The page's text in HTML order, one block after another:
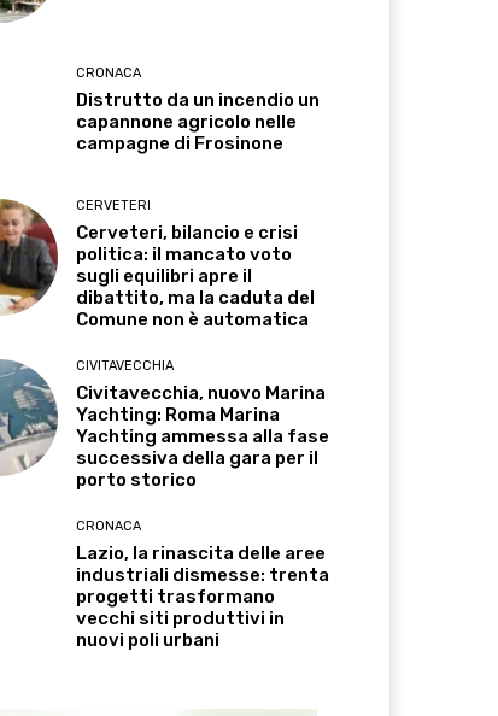
CRONACA
Distrutto da un incendio un
capannone agricolo nelle
campagne di Frosinone
CERVETERI
Cerveteri, bilancio e crisi
politica: il mancato voto
sugli equilibri apre il
dibattito, ma la caduta del
Comune non è automatica
CIVITAVECCHIA
Civitavecchia, nuovo Marina
Yachting: Roma Marina
Yachting ammessa alla fase
successiva della gara per il
porto storico
CRONACA
Lazio, la rinascita delle aree
industriali dismesse: trenta
progetti trasformano
vecchi siti produttivi in
nuovi poli urbani